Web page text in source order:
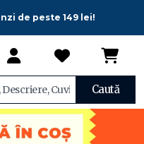
de peste 149 lei!
Caută